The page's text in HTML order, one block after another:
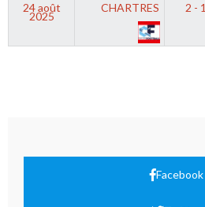
24 août
2025
CHARTRES
2 - 1
Facebook